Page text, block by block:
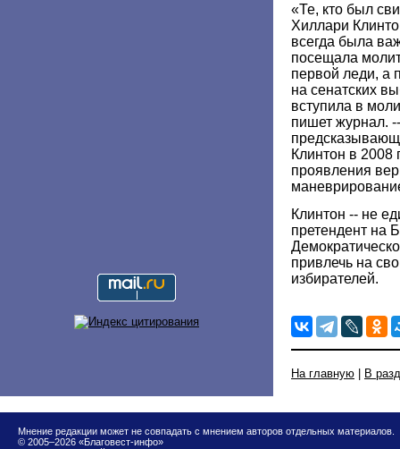
«Те, кто был
Хиллари
всегда была
посещала
первой леди, а
на сенатских
вступила в
пишет журнал.
Клинтон в 2008
проявления
Клинтон -- не
претендент на
привлечь на
избирателей.
На главную В
Мнение редакции может не совпадать с мнением авторов отдельных материалов.
© 2005–2026 «Благовест-инфо»